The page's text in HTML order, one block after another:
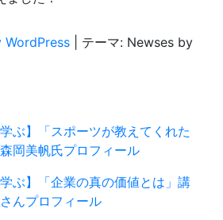
テーマ: Newses by
学ぶ】「スポーツが教えてくれた
岡美帆氏プロフィール
学ぶ】「企業の真の価値とは」講
んプロフィール